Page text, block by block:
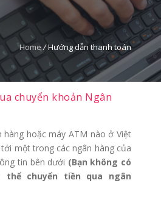
Home/Hướng dẫn thanh toán
chuyển khoản Ngân
hàng hoặc máy ATM nào ở Việt
một trong các ngân hàng của
tin bên dưới (Bạn không có
thể chuyển tiền qua ngân